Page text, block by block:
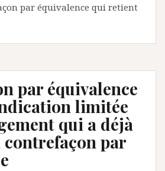
par équivalence qui retient
par équivalence
limitée
qui a déjà
par